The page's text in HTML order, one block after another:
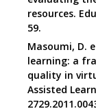
resources.
59.
Masoumi, D.
learning: a
quality in
Assisted